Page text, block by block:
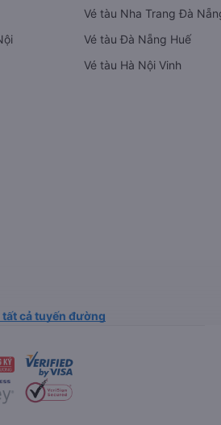
Vé tàu Nha Trang Đà
Vé tàu Đà Nẵng Huế
Vé tàu Hà Nội Vinh
tất cả tuyến đường